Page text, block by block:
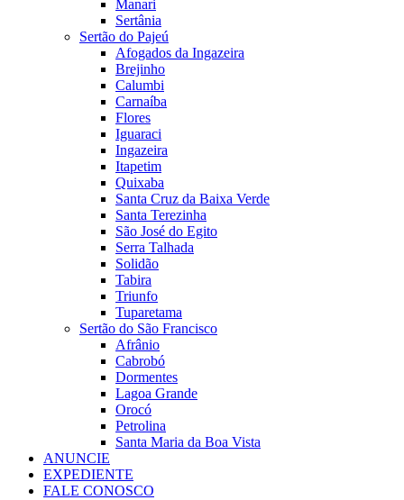
Manari
Sertânia
Sertão do Pajeú
Afogados da Ingazeira
Brejinho
Calumbi
Carnaíba
Flores
Iguaraci
Ingazeira
Itapetim
Quixaba
Santa Cruz da Baixa Verde
Santa Terezinha
São José do Egito
Serra Talhada
Solidão
Tabira
Triunfo
Tuparetama
Sertão do São Francisco
Afrânio
Cabrobó
Dormentes
Lagoa Grande
Orocó
Petrolina
Santa Maria da Boa Vista
ANUNCIE
EXPEDIENTE
FALE CONOSCO